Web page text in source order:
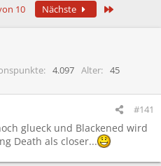
10 Nächste
4.097 Alter
45
#141
glueck und Blackened wird
Death als closer...